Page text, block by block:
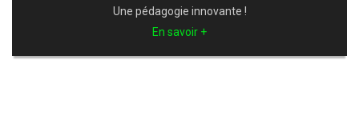
Une pédagogie innovante !
En savoir +